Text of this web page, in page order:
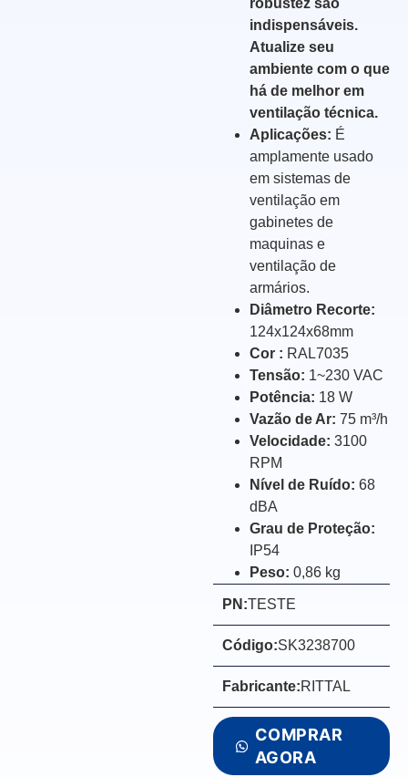
robustez são
indispensáveis.
Atualize seu
ambiente com o que
há de melhor em
ventilação técnica.
Aplicações: É
amplamente usado
em sistemas de
ventilação em
gabinetes de
maquinas e
ventilação de
armários.
Diâmetro Recorte:
124x124x68mm
Cor : RAL7035
Tensão: 1~230 VAC
Potência: 18 W
Vazão de Ar: 75 m³/h
Velocidade: 3100
RPM
Nível de Ruído: 68
dBA
Grau de Proteção:
IP54
Peso: 0,86 kg
PN:TESTE
Código:SK3238700
Fabricante:RITTAL
COMPRAR
AGORA